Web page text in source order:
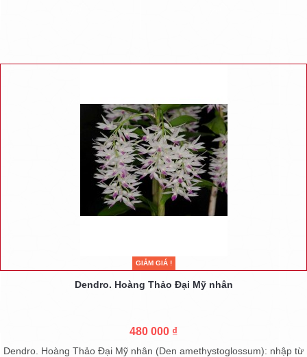
GIẢM GIÁ !
Dendro. Hoàng Thảo Đại Mỹ nhân
480 000 ₫
Dendro. Hoàng Thảo Đại Mỹ nhân (Den amethystoglossum): nhập từ